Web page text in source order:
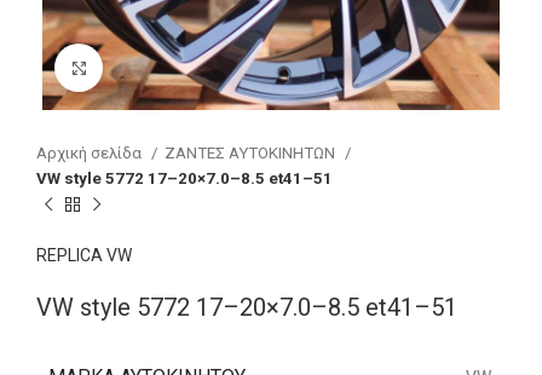
Click to enlarge
Αρχική σελίδα
ΖΑΝΤΕΣ ΑΥΤΟΚΙΝΗΤΩΝ
VW style 5772 17–20×7.0–8.5 et41–51
REPLICA VW
VW style 5772 17–20×7.0–8.5 et41–51